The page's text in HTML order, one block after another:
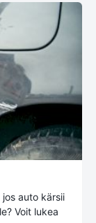
auto kärsii
Voit lukea